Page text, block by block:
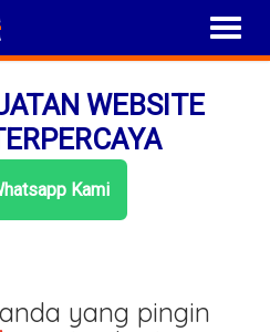
WEBSITE
Kami
yang pingin